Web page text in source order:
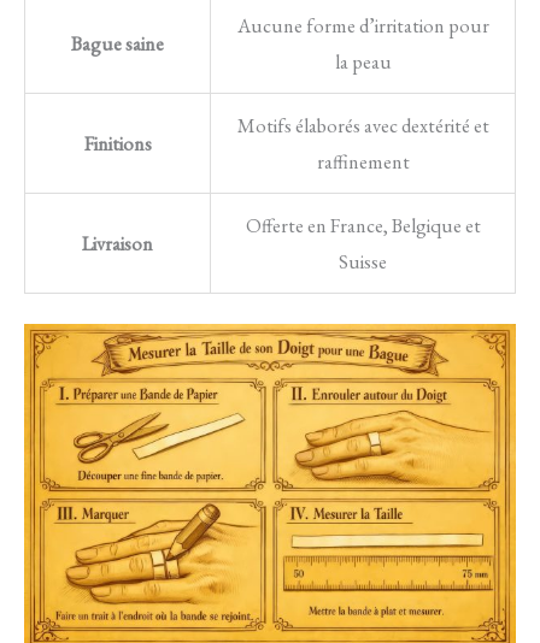
Bague saine
Aucune forme d’irritation pour
la peau
Finitions
Motifs élaborés avec dextérité et
raffinement
Livraison
Offerte en France, Belgique et
Suisse